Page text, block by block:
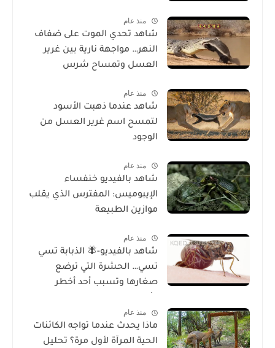
منذ عام
شاهد تحدي الموت على ضفاف
النهر… مواجهة نارية بين غرير
العسل وتمساح شرس
منذ عام
شاهد عندما ذهبت الأسود
لتمسح اسم غرير العسل من
الوجود
منذ عام
شاهد بالفيديو خنفساء
الإيبوميس: المفترس الذي يقلب
موازين الطبيعة
منذ عام
شاهد بالفيديو-🪰 الذبابة تسي
تسي… الحشرة التي ترضع
صغارها وتسبب أحد أخطر
منذ عام
ماذا يحدث عندما تواجه الكائنات
الحية المرآة لأول مرة؟ تحليل